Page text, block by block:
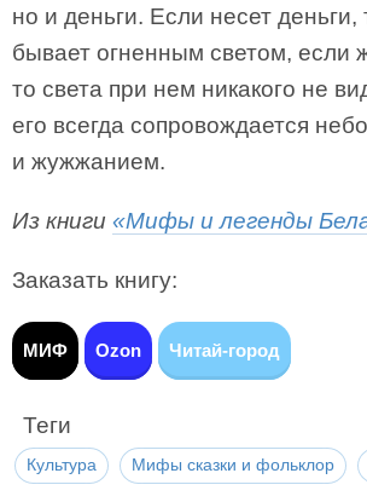
но и деньги. Если несет деньги,
бывает огненным светом, если
то света при нем никакого не
его всегда сопровождается
и жужжанием.
Из книги «Мифы и легенды
Заказать книгу:
МИФ Ozon Читай-город
Теги
Культура Мифы сказки и фольклор